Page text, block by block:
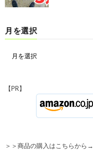
月を選択
【PR】
＞＞商品の購入はこちらから→